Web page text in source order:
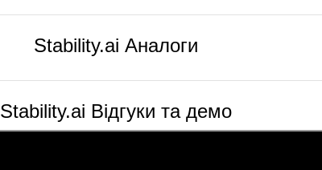
Stability.ai Аналоги
Stability.ai Відгуки та демо